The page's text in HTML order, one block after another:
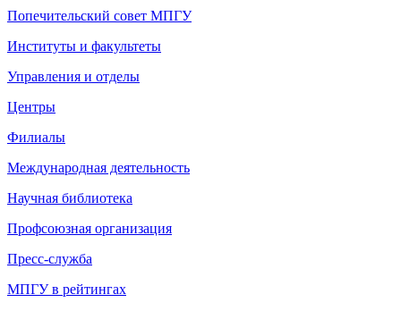
Попечительский совет МПГУ
Институты и факультеты
Управления и отделы
Центры
Филиалы
Международная деятельность
Научная библиотека
Профсоюзная организация
Пресс-служба
МПГУ в рейтингах